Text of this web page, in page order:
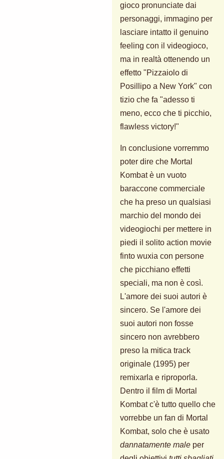
gioco pronunciate dai
personaggi, immagino per
lasciare intatto il genuino
feeling con il videogioco,
ma in realtà ottenendo un
effetto "Pizzaiolo di
Posillipo a New York" con
tizio che fa "adesso ti
meno, ecco che ti picchio,
flawless victory!"
In conclusione vorremmo
poter dire che Mortal
Kombat è un vuoto
baraccone commerciale
che ha preso un qualsiasi
marchio del mondo dei
videogiochi per mettere in
piedi il solito action movie
finto wuxia con persone
che picchiano effetti
speciali, ma non è così.
L'amore dei suoi autori è
sincero. Se l'amore dei
suoi autori non fosse
sincero non avrebbero
preso la mitica track
originale (1995) per
remixarla e riproporla.
Dentro il film di Mortal
Kombat c'è tutto quello che
vorrebbe un fan di Mortal
Kombat, solo che è usato
dannatamente male per